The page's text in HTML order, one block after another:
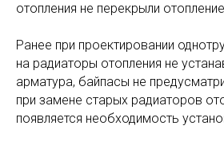
отопления не перекрыли
Ранее при проектировании
на радиаторы отопления не
арматура, байпасы не
при замене старых радиаторов
появляется необходимость